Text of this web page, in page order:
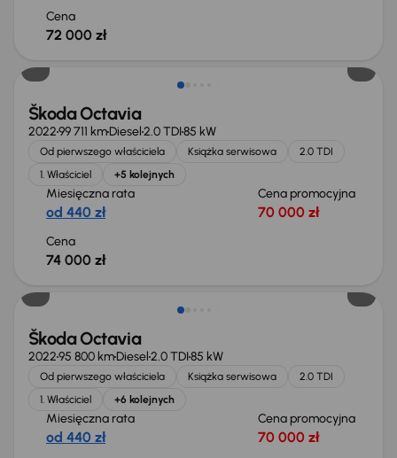
Cena
72 000 zł
Škoda Octavia
202299 711 kmDiesel2.0 TDI85 kW
Od pierwszego właściciela Książka serwisowa
2.0 TDI
1. Właściciel
+5 kolejnych
Miesięczna rata
od 440 zł
Cena promocyjna
70 000 zł
Cena
74 000 zł
Škoda Octavia
202295 800 kmDiesel2.0 TDI85 kW
Od pierwszego właściciela Książka serwisowa
2.0 TDI
1. Właściciel
+6 kolejnych
Miesięczna rata
od 440 zł
Cena promocyjna
70 000 zł